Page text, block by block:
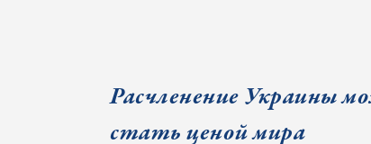
Расчленение Украины
стать ценой мира